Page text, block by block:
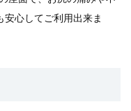
心してご利用出来ま